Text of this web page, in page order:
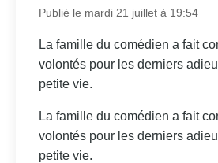
Publié le mardi 21 juillet à 19:54
La famille du comédien a fait
volontés pour les derniers
petite vie.
La famille du comédien a fait
volontés pour les derniers
petite vie.